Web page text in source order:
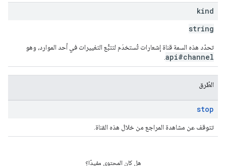
kind
string
تحدّد هذه السمة قناة إشعارات تُستخدَم لتتبُّع التغييرات في أحد الموارد، وهو
api#channel
الطُرق
stop
تتوقف عن مشاهدة المراجع من خلال هذه القناة.
هل كان المحتوى مفيدًا؟